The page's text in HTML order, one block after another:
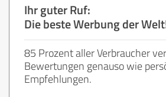
Ihr guter Ruf:
Die beste Werbung der
85 Prozent aller Verbraucher
Bewertungen genauso wie
Empfehlungen.